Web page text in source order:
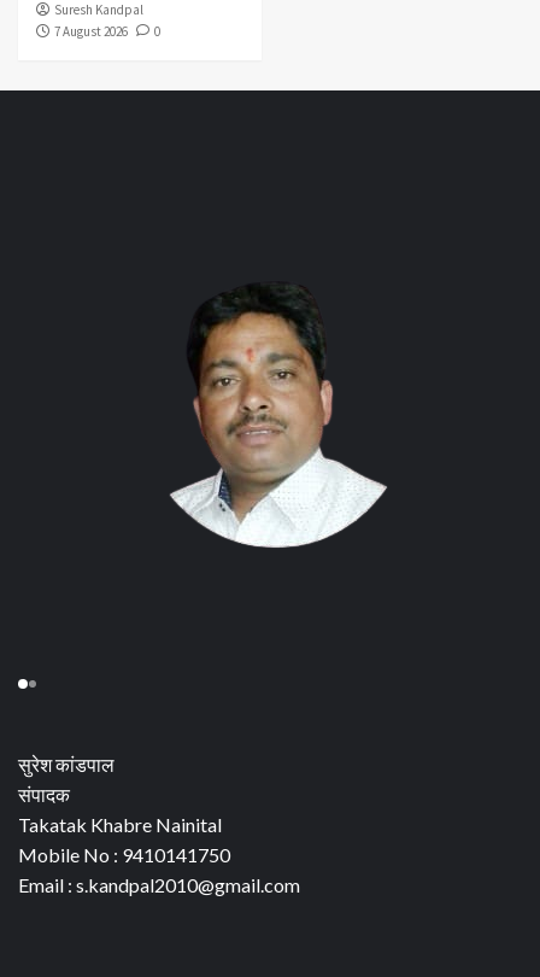
Suresh Kandpal
7 August 2026
0
सुरेश कांडपाल
संपादक
Takatak Khabre Nainital
Mobile No : 9410141750
Email : s.kandpal2010@gmail.com